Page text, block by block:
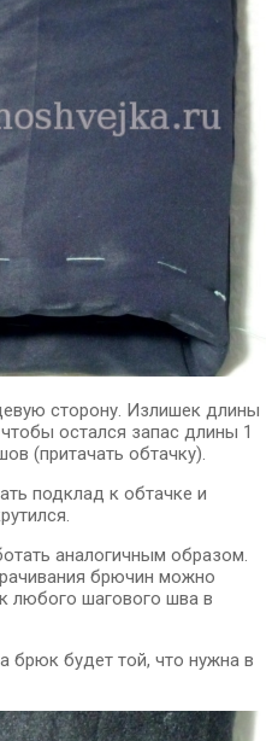
сторону. Излишек длины
остался запас длины 1
(притачать обтачку).
подклад к обтачке и
аналогичным образом.
брючин можно
любого шагового шва в
брюк будет той, что нужна в